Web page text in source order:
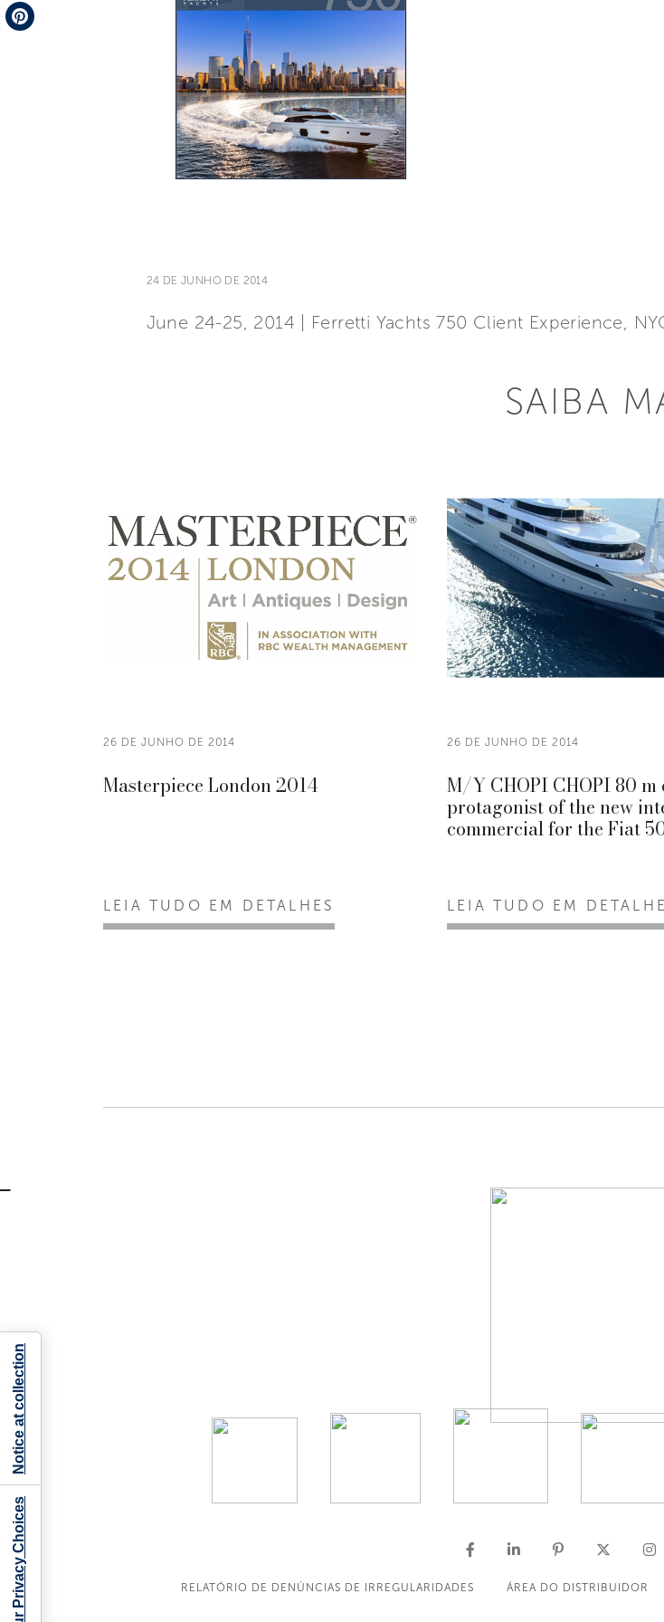
Telegram
24 DE JUNHO DE 2014
June 24-25, 2014 | Ferretti Yachts 750 Client Experience,
SAIBA
26 DE JUNHO DE 2014
Masterpiece London 2014
LEIA TUDO EM DETALHES
26 DE JUNHO DE 2014
M/Y CHOPI CHOPI 80 m
protagonist of the new
commercial for the Fiat
LEIA TUDO EM
RELATÓRIO DE DENÚNCIAS DE IRREGULARIDADES ÁREA DO DISTRIBUIDOR
Your Privacy Choices
Notice at collection